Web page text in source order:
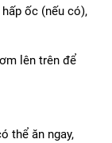
ốc (nếu có),
lên trên để
thể ăn ngay,